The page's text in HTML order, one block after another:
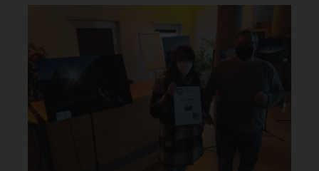
giovani L’Idea. I vincitori